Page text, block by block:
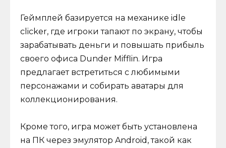
Геймплей базируется на механике idle
clicker, где игроки тапают по экрану, чтобы
зарабатывать деньги и повышать прибыль
своего офиса Dunder Mifflin. Игра
предлагает встретиться с любимыми
персонажами и собирать аватары для
коллекционирования.
Кроме того, игра может быть установлена
на ПК через эмулятор Android, такой как